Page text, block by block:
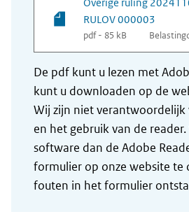
RULOV 000003
pdf - 85 kB
De pdf kunt u lezen met
kunt u downloaden op de
Wij zijn niet verantwoordelijk
en het gebruik van de
software dan de Adobe
formulier op onze website te
fouten in het formulier